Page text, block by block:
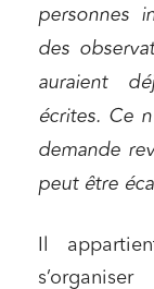
personnes
des
auraient
écrites. Ce
demande
peut être
Il